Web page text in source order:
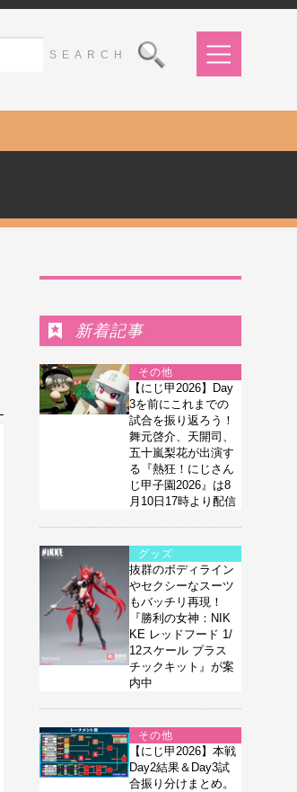
新着記事
その他
【にじ甲2026】Day
3を前にこれまでの
試合を振り返ろう！
舞元啓介、天開司、
五十嵐梨花が出演す
る『熱狂！にじさん
じ甲子園2026』は8
月10日17時より配信
グッズ
抜群のボディライン
やセクシーなスーツ
もバッチリ再現！
『勝利の女神：NIK
KE レッドフード 1/
12スケール プラス
チックキット』が案
内中
その他
【にじ甲2026】本戦
Day2結果＆Day3試
合振り分けまとめ。